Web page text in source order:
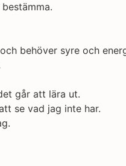
behöver syre och
går att lära ut.
se vad jag inte har.